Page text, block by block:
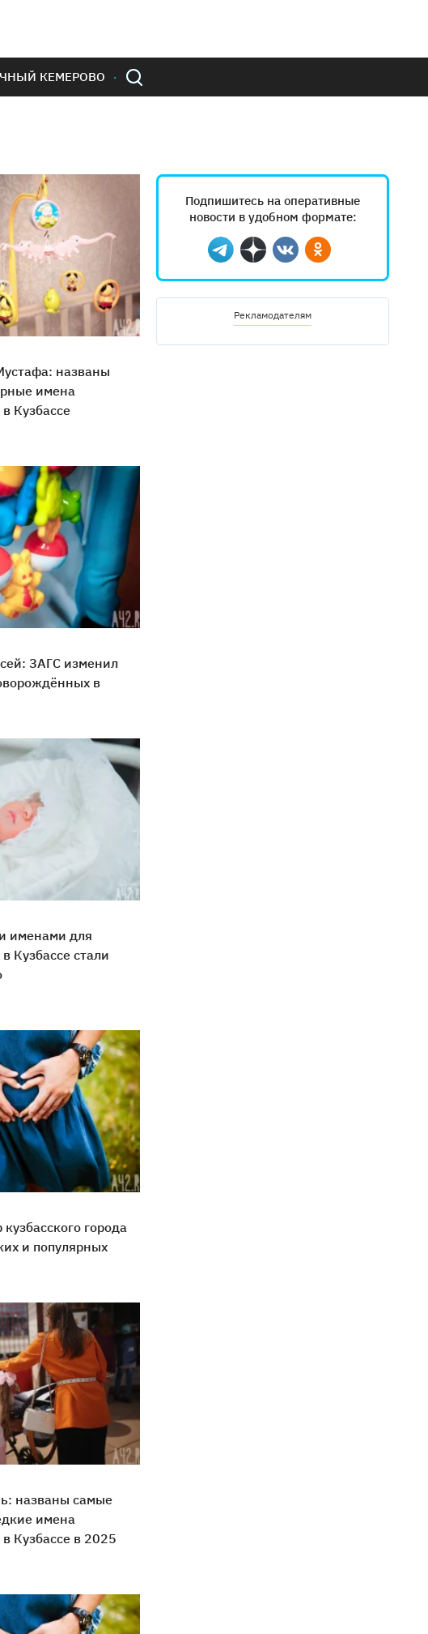
КЕМЕРОВО
названы
имена
Кузбассе
ЗАГС изменил
в
именами для
Кузбассе стали
города
и популярных
названы самые
имена
Кузбассе в 2025
Подпишитесь на оперативные
новости в удобном формате:
Telegram
ДзенВконтактеОдноклассники
Рекламодателям